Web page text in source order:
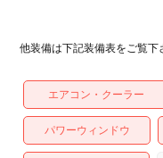
他装備は下記装備表をご覧
エアコン・クーラー
パワーウィンドウ